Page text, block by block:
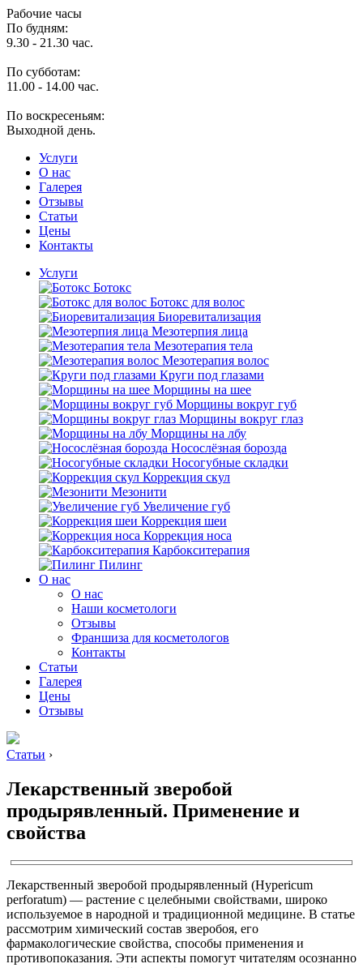
Рабочие часы
По будням:
9.30 - 21.30 час.
По субботам:
11.00 - 14.00 час.
По воскресеньям:
Выходной день.
Услуги
O нас
Галерея
Отзывы
Статьи
Цены
Контакты
Услуги
Ботокс
Ботокс для волос
Биоревитализация
Мезотерпия лица
Мезотерапия тела
Мезотерапия волос
Круги под глазами
Морщины на шее
Морщины вокруг губ
Морщины вокруг глаз
Морщины на лбу
Носослёзная борозда
Носогубные складки
Коррекция скул
Мезонити
Увеличение губ
Коррекция шеи
Коррекция носа
Карбокситерапия
Пилинг
O нас
O нас
Наши косметологи
Отзывы
Франшиза для косметологов
Контакты
Статьи
Галерея
Цены
Отзывы
Статьи ›
Лекарственный зверобой
продырявленный. Применение и
свойства
Лекарственный зверобой продырявленный (Hypericum
perforatum) — растение с целебными свойствами, широко
используемое в народной и традиционной медицине. В статье
рассмотрим химический состав зверобоя, его
фармакологические свойства, способы применения и
противопоказания. Эти аспекты помогут читателям осознанно